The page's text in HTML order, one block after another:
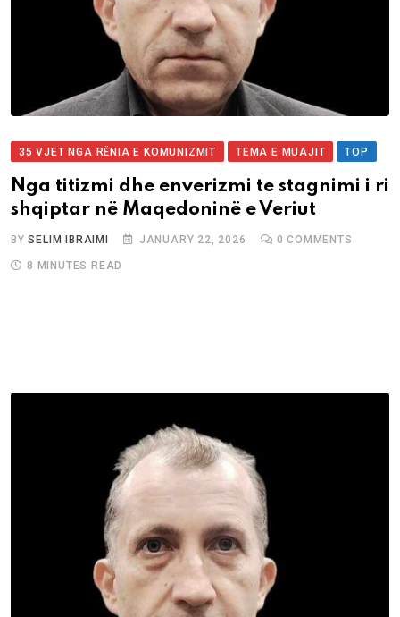
35 VJET NGA RËNIA E KOMUNIZMIT TEMA E MUAJIT TOP
Nga titizmi dhe enverizmi te stagnimi i ri
shqiptar në Maqedoninë e Veriut
BYSELIM IBRAIMI JANUARY 22, 2026 0 COMMENTS
8 MINUTES READ